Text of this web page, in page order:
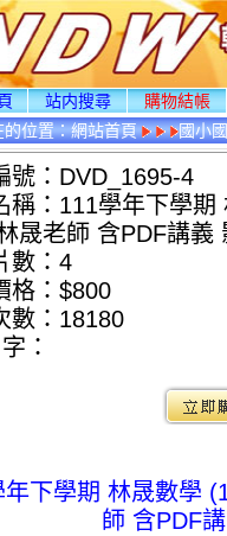
站内搜尋
購物結帳
的位置：網站首頁 國小
號：DVD_1695-4
稱：111學年下學
晟老師 含PDF講義
數：4
格：$800
數： 18180
：
年下學期 林晟數學
師 含PDF